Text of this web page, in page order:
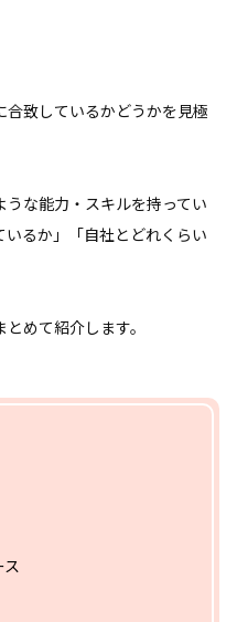
致しているかどうかを見極
な能力・スキルを持ってい
るか」「自社とどれくらい
めて紹介します。